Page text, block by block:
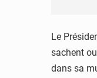
Le
sachent
dans sa